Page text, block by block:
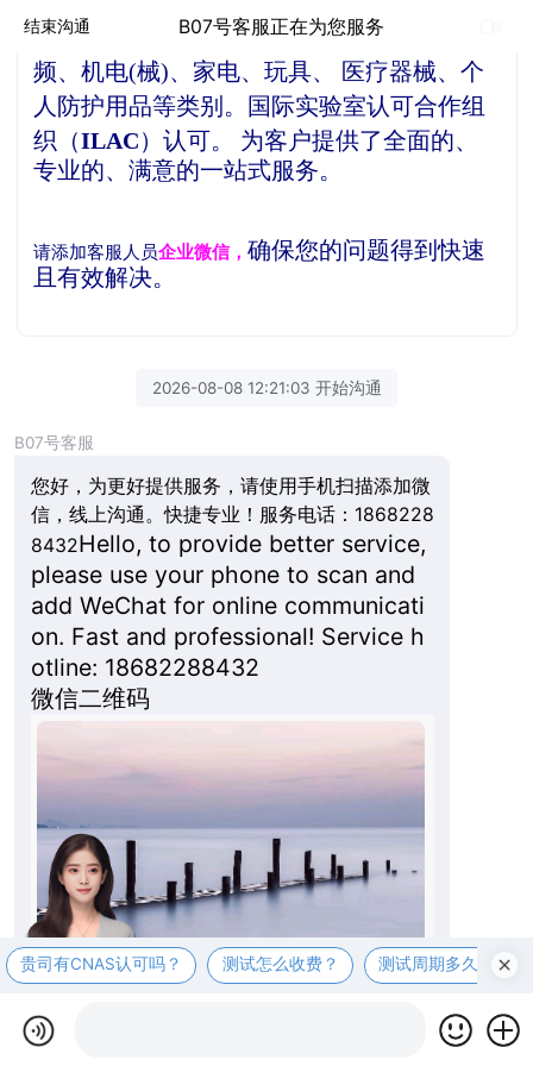
结束沟通 B07号客服正在为您服务
司产品检测服务项目涵盖了信息技术、音视
频、机电(械)、家电、玩具、 医疗器械、个
人防护用品等类别。
国际实验室认可合作组
织（ILAC）认可。
为客户提供了全面的、
专业的、满意的一站式服务。
请添加客服人员企业微信，确保您的问题得到快速
且有效解决。
2026-08-08 12:21:03 开始沟通
B07号客服
您好，为更好提供服务，请使用手机扫描添加微
信，线上沟通。快捷专业！服务电话：1868228
8432Hello, to provide better service,
please use your phone to scan and
add WeChat for online communicati
on. Fast and professional! Service h
otline: 18682288432
微信二维码
贵司有CNAS认可吗？ 测试怎么收费？ 测试周期多久？